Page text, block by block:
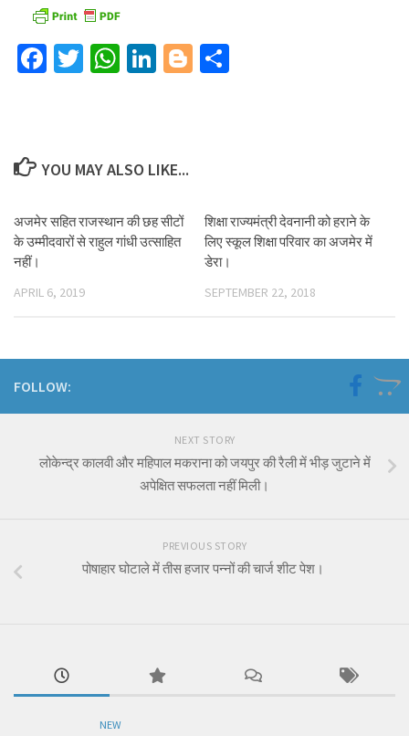
Facebook
TwitterWhatsApp
LinkedIn
Blogger
YOU MAY ALSO LIKE...
अजमेर सहित राजस्थान की छह सीटों
के उम्मीदवारों से राहुल गांधी उत्साहित
नहीं।
APRIL 6, 2019
शिक्षा राज्यमंत्री देवनानी को हराने के
लिए स्कूल शिक्षा परिवार का अजमेर में
डेरा।
SEPTEMBER 22, 2018
FOLLOW:
NEXT STORY
लोकेन्द्र कालवी और महिपाल मकराना को जयपुर की रैली में भीड़ जुटाने में
अपेक्षित सफलता नहीं मिली।
PREVIOUS STORY
पोषाहार घोटाले में तीस हजार पन्नों की चार्ज शीट पेश।
NEW